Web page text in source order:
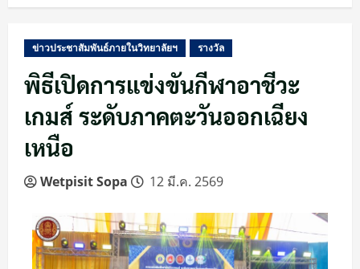
ข่าวประชาสัมพันธ์ภายในวิทยาลัยฯ รางวัล
พิธีเปิดการแข่งขันกีฬาอาชีวะ
เกมส์ ระดับภาคตะวันออกเฉียง
เหนือ
Wetpisit Sopa 12 มี.ค. 2569